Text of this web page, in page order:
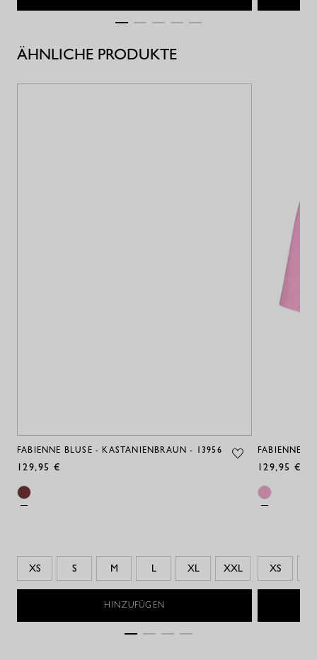
ÄHNLICHE PRODUKTE
FABIENNE BLUSE - KASTANIENBRAUN - 13956
129,95 €
XS S M L XL XXL
HINZUFÜGEN
FABIENNE
129,95 €
XS